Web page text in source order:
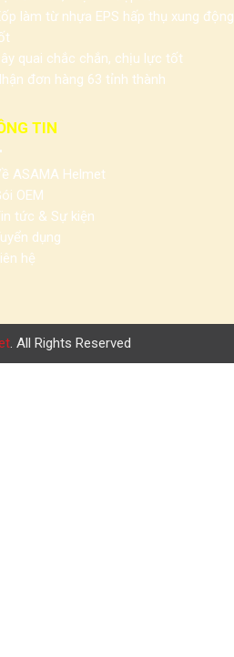
làm từ nhựa EPS hấp thụ xung động
quai chắc chắn, chịu lực tốt
đơn hàng 63 tỉnh thành
TIN
ASAMA Helmet
OEM
tức & Sự kiện
dụng
hệ
. All Rights Reserved